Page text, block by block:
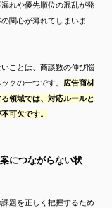
れや優先順位の混乱が発
関心が薄れてしまいま
ことは、商談数の伸び悩
クの一つです。 広告商材
領域では、対応ルールと
可欠です。
につながらない状
題を正しく把握するため